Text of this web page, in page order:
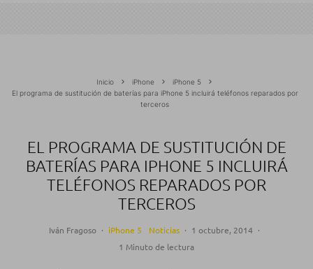
Inicio iPhone
iPhone 5
El programa de sustitución de baterías para iPhone 5 incluirá teléfonos reparados por
terceros
EL PROGRAMA DE SUSTITUCIÓN DE
BATERÍAS PARA IPHONE 5 INCLUIRÁ
TELÉFONOS REPARADOS POR
TERCEROS
Iván Fragoso · iPhone 5 Noticias · 1 octubre, 2014 ·
1 Minuto de lectura